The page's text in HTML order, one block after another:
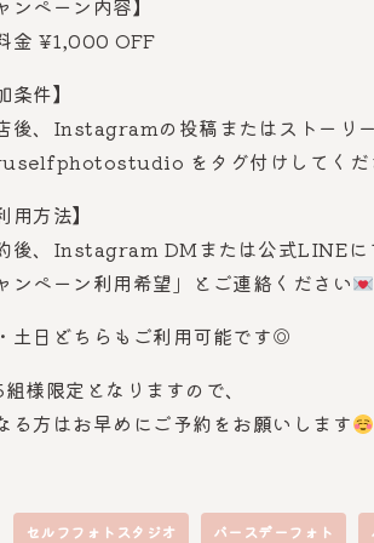
ンペーン内容】
金 ¥1,000 OFF
条件】
後、Instagramの投稿またはストーリ
をタグ付けしてくだ
用方法】
後、Instagram DMまたは公式LINEに
ンペーン利用希望」とご連絡ください
土日どちらもご利用可能です◎
様限定となりますので、
る方はお早めにご予約をお願いします
セルフフォトスタジオ バースデーフォト